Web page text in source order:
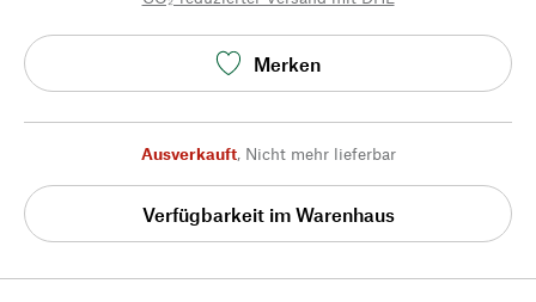
Merken
Ausverkauft, Nicht mehr lieferbar
Verfügbarkeit im Warenhaus